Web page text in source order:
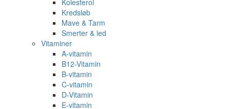
Kolesterol
Kredsløb
Mave & Tarm
Smerter & led
Vitaminer
A-vitamin
B12-Vitamin
B-vitamin
C-vitamin
D-Vitamin
E-vitamin